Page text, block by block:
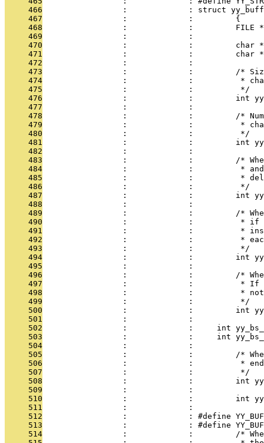
     466
:             : struct
     467
                 :             :         {
     468
:             :         FILE
     469
                 :             :
     470
:             :         char
     471
:             :         char
     472
                 :             :
     473
:             :         /*
     474
:             :          *
     475
                 :             :          */
     476
:             :         int
     477
                 :             :
     478
:             :         /*
     479
:             :          *
     480
                 :             :          */
     481
:             :         int
     482
                 :             :
     483
:             :         /*
     484
:             :          *
     485
:             :          *
     486
                 :             :          */
     487
:             :         int
     488
                 :             :
     489
:             :         /*
     490
:             :          *
     491
:             :          *
     492
:             :          *
     493
                 :             :          */
     494
:             :         int
     495
                 :             :
     496
:             :         /*
     497
:             :          *
     498
:             :          *
     499
                 :             :          */
     500
:             :         int
     501
                 :             :
     502
:             :     int
     503
:             :     int
     504
                 :             :
     505
:             :         /*
     506
:             :          *
     507
                 :             :          */
     508
:             :         int
     509
                 :             :
     510
:             :         int
     511
                 :             :
     512
:             : #define
     513
:             : #define
     514
:             :         /*